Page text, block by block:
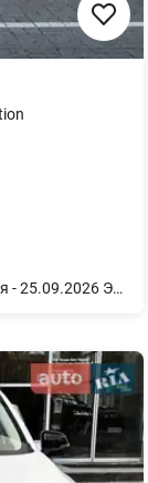
Авто в пути. Ориентировочная дата прибытия - 25.09.2026 Электромобиль Aion Y Plus EV 510 Smart Edition 2WD 2026, Pure White, зеленый салон Это просторный городской кроссовер с полностью электрической силовой установкой и передним приводом. Модель сочетает современный дизайн, экономичность и практичность, обеспечивая комфортное передвижение по городу и уверенные поездки на дальние расстояния благодаря запасу хода до 510 км. Среди главных преимуществ автомобиля — просторный салон с трансформируемым интерьером, комфортная подвеска для плавного движения и современная мультимедийная система с цифровой панелью приборов. Комплекс электронных систем помощи водителю, высокий уровень безопасности и вместительный багажный отсек делают Aion Y Plus отличным выбором для семейного использования и ежедневных поездок. Aion Y Plus EV 510 Smart Edition 2WD 2026: Силовая установка мощностью 136 л.с. (100 кВт), а максимальный крутящий момент 176 Н·м гарантирует уверенный разгон в городском потоке. Запас хода: до 510 км (CLTC) на одном заряде батареи емкостью 58,9 кВт·ч. Максимальная скорость: 150 км/ч. Количество моторов/Тип привода: одномоторный / передний привод (FWD). Комплектация 510 Smart Edition 2026: - Премиальная акустическая система Bongiovi Audio System. - Беспроводная зарядка для смартфона. - 14,6-дюймовый мультифункциональный сенсорный дисплей. - Поддержка Apple CarPlay. - Комплексная система помощи водителю ADAS 2-го уровня. - Адаптивный круиз-контроль. - Камера заднего вида. - Радар заднего вида. - Электрорегулировка внешних зеркал заднего вида. - Автоматические светодиодные фары. - Безключевой доступ.